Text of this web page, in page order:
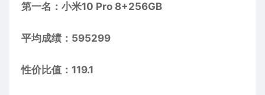
第一名：小米10 Pro 8+256GB
平均成绩：595299
性价比值：119.1